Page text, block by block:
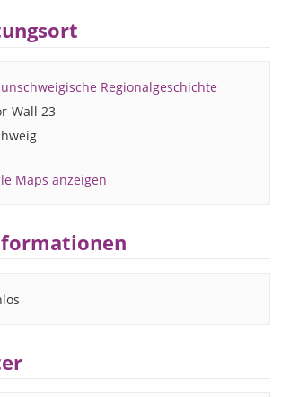
Regionalgeschichte
Wall 23
Maps anzeigen